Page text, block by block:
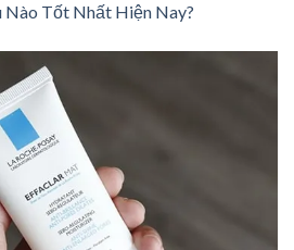
Nào Tốt Nhất Hiện Nay?